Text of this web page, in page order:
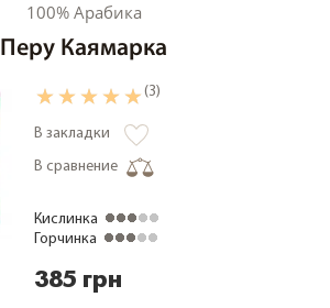
100% Арабика
Перу Каямарка
(3)
В закладки
В сравнение
Кислинка
Горчинка
385 грн